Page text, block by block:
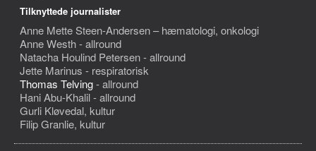
Tilknyttede journalister
Anne Mette Steen-Andersen – hæmatologi, onkologi
Anne Westh - allround
Natacha Houlind Petersen - allround
Jette Marinus - respiratorisk
Thomas Telving- allround
Hani Abu-Khalil - allround
Gurli Kløvedal, kultur
Filip Granlie, kultur